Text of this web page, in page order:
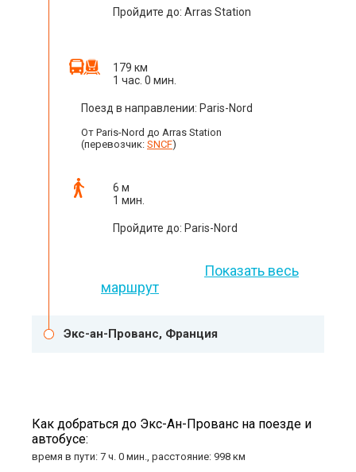
Пройдите до: Arras Station
179 км
1 час. 0 мин.
Поезд в направлении: Paris-Nord
От Paris-Nord до Arras Station
(перевозчик: SNCF)
6 м
1 мин.
Пройдите до: Paris-Nord
Показать весь
маршрут
Экс-ан-Прованс, Франция
Как добраться до Экс-Ан-Прованс на поезде и
автобусе:
время в пути: 7 ч. 0 мин., расстояние: 998 км